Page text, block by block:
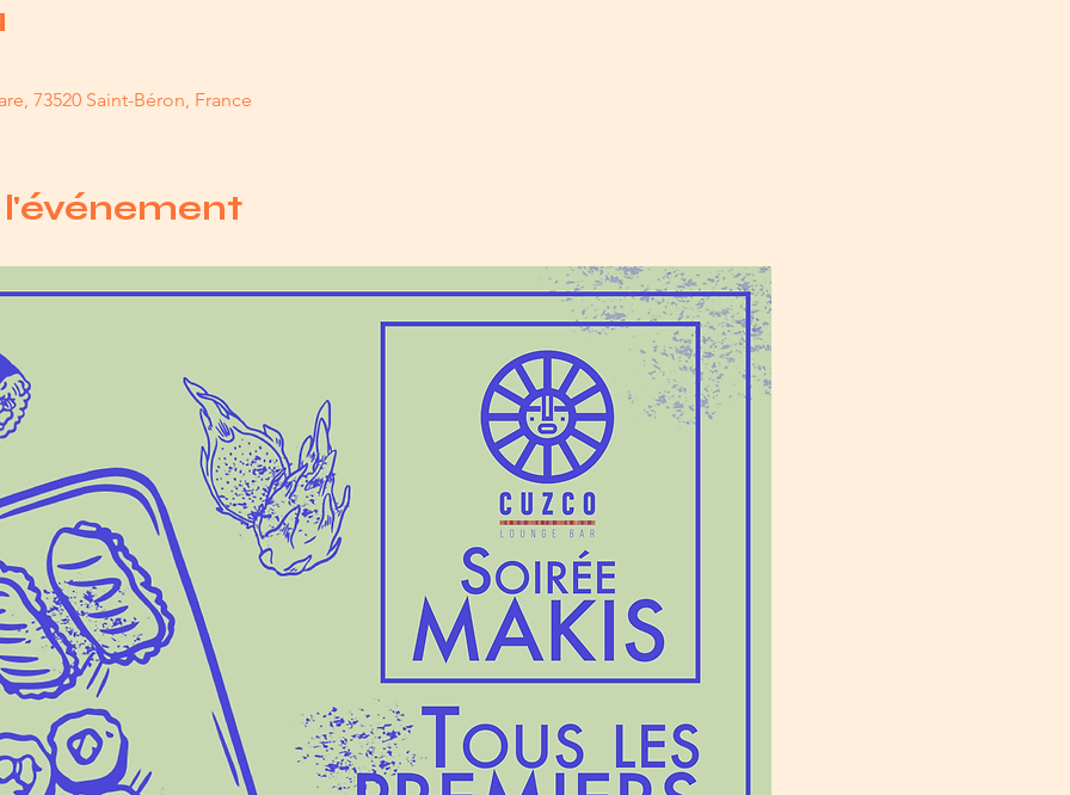
73520 Saint-Béron, France